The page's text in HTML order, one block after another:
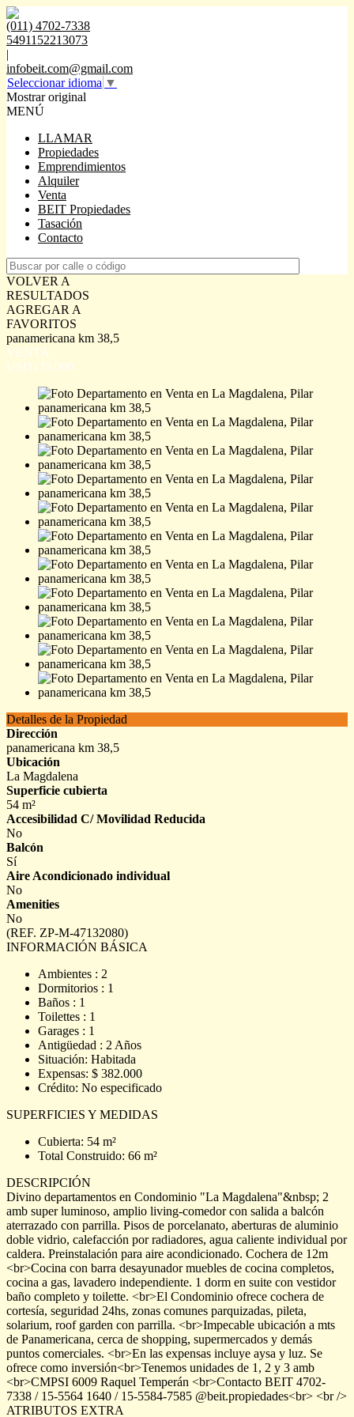
(011) 4702-7338
5491152213073
|
infobeit.com@gmail.com
Seleccionar idioma ▼
Mostrar original
MENÚ
LLAMAR
Propiedades
Emprendimientos
Alquiler
Venta
BEIT Propiedades
Tasación
Contacto
VOLVER A
RESULTADOS
AGREGAR A
FAVORITOS
panamericana km 38,5
VENTA
USD135.000
Detalles de la Propiedad
Dirección
panamericana km 38,5
Ubicación
La Magdalena
Superficie cubierta
54 m²
Accesibilidad C/ Movilidad Reducida
No
Balcón
Sí
Aire Acondicionado individual
No
Amenities
No
(REF. ZP-M-47132080)
INFORMACIÓN BÁSICA
Ambientes : 2
Dormitorios : 1
Baños : 1
Toilettes : 1
Garages : 1
Antigüedad : 2 Años
Situación: Habitada
Expensas: $ 382.000
Crédito: No especificado
SUPERFICIES Y MEDIDAS
Cubierta: 54 m²
Total Construido: 66 m²
DESCRIPCIÓN
Divino departamentos en Condominio "La Magdalena"&nbsp; 2
amb super luminoso, amplio living-comedor con salida a balcón
aterrazado con parrilla. Pisos de porcelanato, aberturas de aluminio
doble vidrio, calefacción por radiadores, agua caliente individual por
caldera. Preinstalación para aire acondicionado. Cochera de 12m
<br>Cocina con barra desayunador muebles de cocina completos,
cocina a gas, lavadero independiente. 1 dorm en suite con vestidor
baño completo y toilette. <br>El Condominio ofrece cochera de
cortesía, seguridad 24hs, zonas comunes parquizadas, pileta,
solarium, roof garden con parrilla. <br>Impecable ubicación a mts
de Panamericana, cerca de shopping, supermercados y demás
puntos comerciales. <br>En las expensas incluye aysa y luz. Se
ofrece como inversión<br>Tenemos unidades de 1, 2 y 3 amb
<br>CMPSI 6009 Raquel Temperán <br>Contacto BEIT 4702-
7338 / 15-5564 1640 / 15-5584-7585 @beit.propiedades<br> <br />
ATRIBUTOS EXTRA